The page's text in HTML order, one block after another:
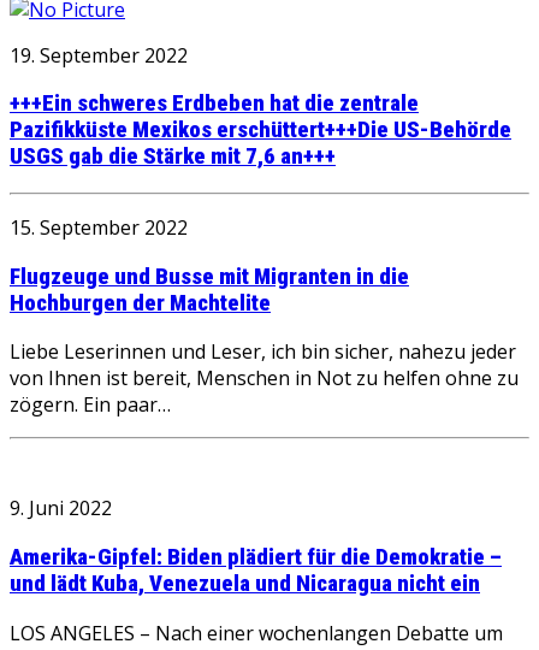
19. September 2022
+++Ein schweres Erdbeben hat die zentrale
Pazifikküste Mexikos erschüttert+++Die US-Behörde
USGS gab die Stärke mit 7,6 an+++
15. September 2022
Flugzeuge und Busse mit Migranten in die
Hochburgen der Machtelite
Liebe Leserinnen und Leser, ich bin sicher, nahezu jeder
von Ihnen ist bereit, Menschen in Not zu helfen ohne zu
zögern. Ein paar…
9. Juni 2022
Amerika-Gipfel: Biden plädiert für die Demokratie –
und lädt Kuba, Venezuela und Nicaragua nicht ein
LOS ANGELES – Nach einer wochenlangen Debatte um